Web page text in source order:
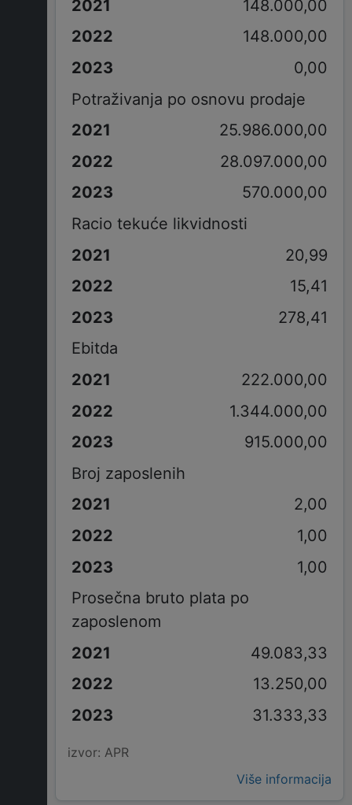
148.000,00
148.000,00
0,00
Potraživanja po osnovu prodaje
25.986.000,00
28.097.000,00
570.000,00
Racio tekuće likvidnosti
20,99
15,41
278,41
Ebitda
222.000,00
1.344.000,00
915.000,00
Broj zaposlenih
2,00
1,00
1,00
Prosečna bruto plata po
zaposlenom
49.083,33
13.250,00
31.333,33
izvor: APR
Više informacija